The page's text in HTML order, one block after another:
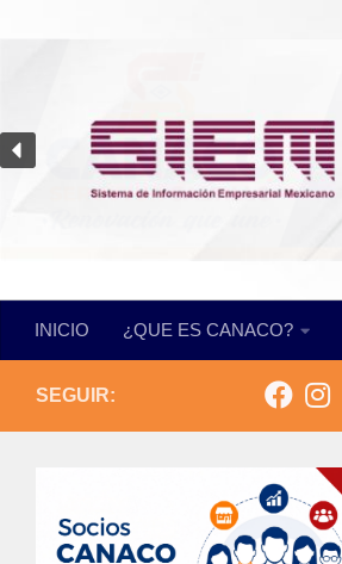
INICIO ¿QUE ES CANACO?
SEGUIR: